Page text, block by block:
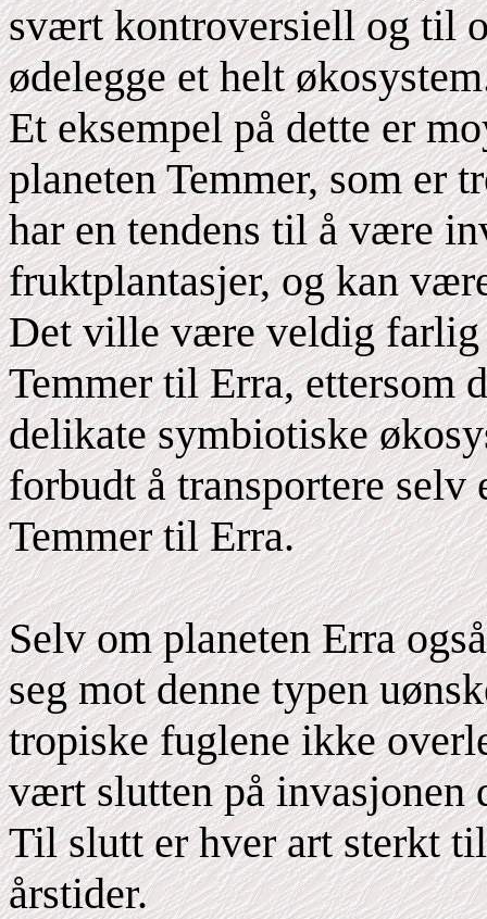
svært kontroversiell og til
ødelegge et helt
Et eksempel på dette er
planeten Temmer, som er
har en tendens til å være
fruktplantasjer, og kan
Det ville være veldig farlig
Temmer til Erra, ettersom
delikate symbiotiske
forbudt å transportere selv
Temmer til Erra.
Selv om planeten Erra
seg mot denne typen
tropiske fuglene ikke
vært slutten på invasjonen
Til slutt er hver art sterkt
årstider.